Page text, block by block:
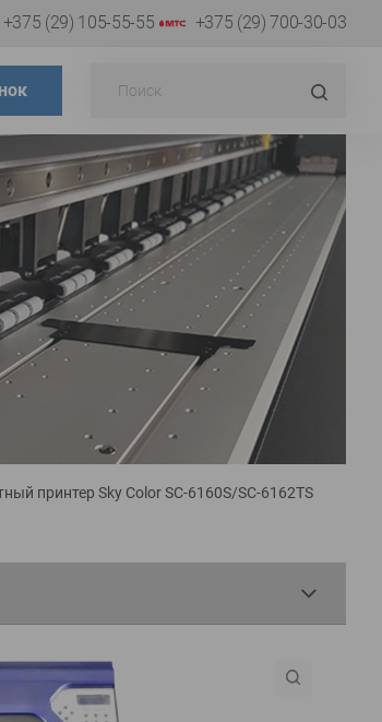
+375 (29) 105-55-55 +375 (29) 700-30-03
принтер Sky Color SC-6160S/SC-6162TS